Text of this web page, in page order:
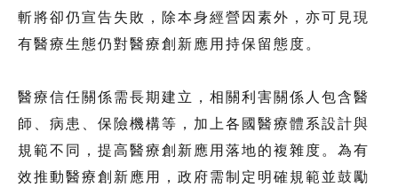
斬將卻仍宣告失敗，除本身經營因素外，亦可見現
有醫療生態仍對醫療創新應用持保留態度。
醫療信任關係需長期建立，相關利害關係人包含醫
師、病患、保險機構等，加上各國醫療體系設計與
規範不同，提高醫療創新應用落地的複雜度。為有
效推動醫療創新應用，政府需制定明確規範並鼓勵